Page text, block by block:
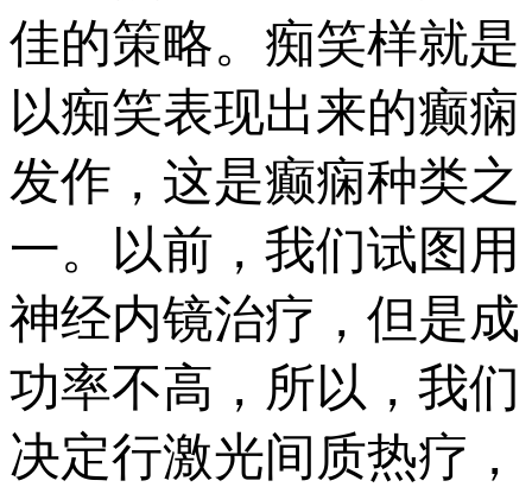
佳的策略。痴笑样就是
以痴笑表现出来的癫痫
发作，这是癫痫种类之
一。以前，我们试图用
神经内镜治疗，但是成
功率不高，所以，我们
决定行激光间质热疗，